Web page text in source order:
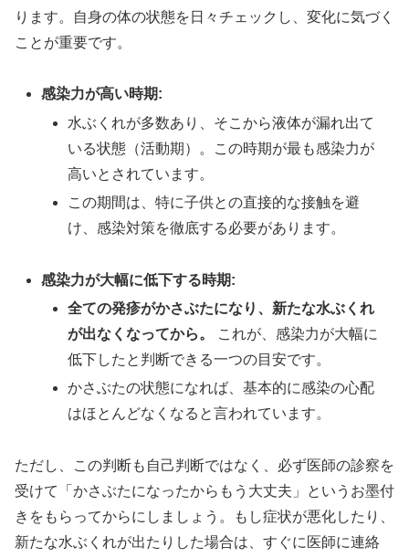
ります。自身の体の状態を日々チェックし、変化に気づく
ことが重要です。
感染力が高い時期:
水ぶくれが多数あり、そこから液体が漏れ出て
いる状態（活動期）。この時期が最も感染力が
高いとされています。
この期間は、特に子供との直接的な接触を避
け、感染対策を徹底する必要があります。
感染力が大幅に低下する時期:
全ての発疹がかさぶたになり、新たな水ぶくれ
が出なくなってから。
これが、感染力が大幅に
低下したと判断できる一つの目安です。
かさぶたの状態になれば、基本的に感染の心配
はほとんどなくなると言われています。
ただし、この判断も自己判断ではなく、必ず医師の診察を
受けて「かさぶたになったからもう大丈夫」というお墨付
きをもらってからにしましょう。もし症状が悪化したり、
新たな水ぶくれが出たりした場合は、すぐに医師に連絡